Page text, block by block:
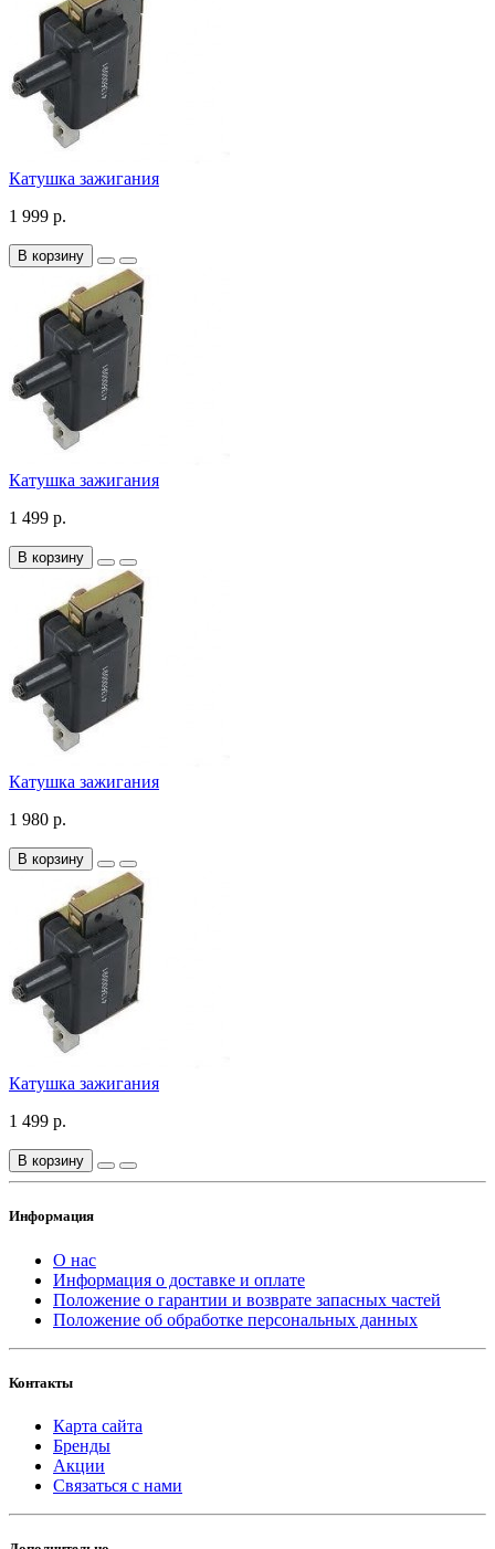
Катушка зажигания
1 999 р.
В корзину
Катушка зажигания
1 499 р.
В корзину
Катушка зажигания
1 980 р.
В корзину
Катушка зажигания
1 499 р.
В корзину
Информация
О нас
Информация о доставке и оплате
Положение о гарантии и возврате запасных частей
Положение об обработке персональных данных
Контакты
Карта сайта
Бренды
Акции
Связаться с нами